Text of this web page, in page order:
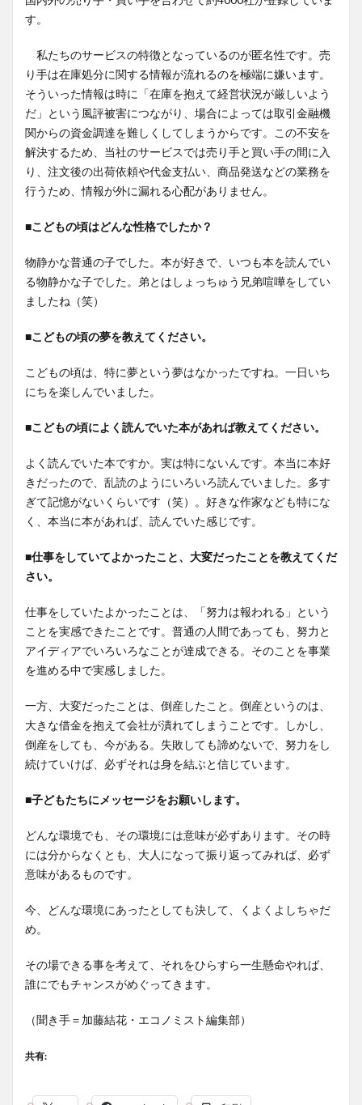
す。
私たちのサービスの特徴となっているのが匿名性です。売
り手は在庫処分に関する情報が流れるのを極端に嫌います。
そういった情報は時に「在庫を抱えて経営状況が厳しいよう
だ」という風評被害につながり、場合によっては取引金融機
関からの資金調達を難しくしてしまうからです。この不安を
解決するため、当社のサービスでは売り手と買い手の間に入
り、注文後の出荷依頼や代金支払い、商品発送などの業務を
行うため、情報が外に漏れる心配がありません。
■こどもの頃はどんな性格でしたか？
物静かな普通の子でした。本が好きで、いつも本を読んでい
る物静かな子でした。弟とはしょっちゅう兄弟喧嘩をしてい
ましたね（笑）
■こどもの頃の夢を教えてください。
こどもの頃は、特に夢という夢はなかったですね。一日いち
にちを楽しんでいました。
■こどもの頃によく読んでいた本があれば教えてください。
よく読んでいた本ですか。実は特にないんです。本当に本好
きだったので、乱読のようにいろいろ読んでいました。多す
ぎて記憶がないくらいです（笑）。好きな作家なども特にな
く、本当に本があれば、読んでいた感じです。
■仕事をしていてよかったこと、大変だったことを教えてくだ
さい。
仕事をしていたよかったことは、「努力は報われる」という
ことを実感できたことです。普通の人間であっても、努力と
アイディアでいろいろなことが達成できる。そのことを事業
を進める中で実感しました。
一方、大変だったことは、倒産したこと。倒産というのは、
大きな借金を抱えて会社が潰れてしまうことです。しかし、
倒産をしても、今がある。失敗しても諦めないで、努力をし
続けていけば、必ずそれは身を結ぶと信じています。
■子どもたちにメッセージをお願いします。
どんな環境でも、その環境には意味が必ずあります。その時
には分からなくとも、大人になって振り返ってみれば、必ず
意味があるものです。
今、どんな環境にあったとしても決して、くよくよしちゃだ
め。
その場できる事を考えて、それをひらすら一生懸命やれば、
誰にでもチャンスがめぐってきます。
（聞き手＝加藤結花・エコノミスト編集部）
共有: